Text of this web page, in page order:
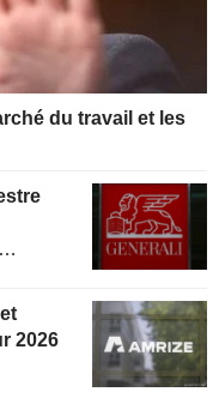
du travail et les
2026